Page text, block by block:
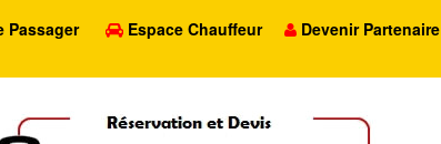
Passager Espace Chauffeur Devenir Partenaire